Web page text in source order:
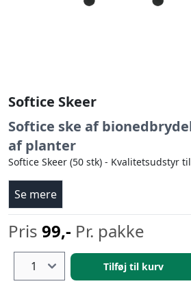
Softice Skeer
Softice ske af
af planter
Softice Skeer (50 stk) - Kvalitetsudstyr
Se mere
Pris 99,- Pr. pakke
Tilføj til kurv